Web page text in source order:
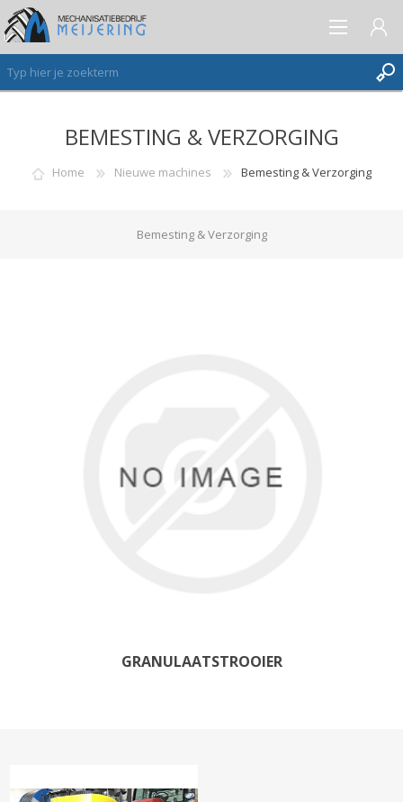
AANMELDEN ALS NIEUWE KLANT
INLOGGEN
BEMESTING & VERZORGING
Home Nieuwe machines Bemesting & Verzorging
Bemesting & Verzorging
GRANULAATSTROOIER